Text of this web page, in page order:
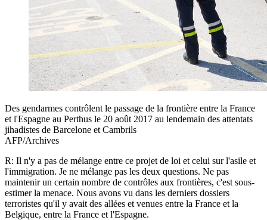
Des gendarmes contrôlent le passage de la frontière entre la France
et l'Espagne au Perthus le 20 août 2017 au lendemain des attentats
jihadistes de Barcelone et Cambrils
AFP/Archives
R: Il n'y a pas de mélange entre ce projet de loi et celui sur l'asile et
l'immigration. Je ne mélange pas les deux questions. Ne pas
maintenir un certain nombre de contrôles aux frontières, c'est sous-
estimer la menace. Nous avons vu dans les derniers dossiers
terroristes qu'il y avait des allées et venues entre la France et la
Belgique, entre la France et l'Espagne.